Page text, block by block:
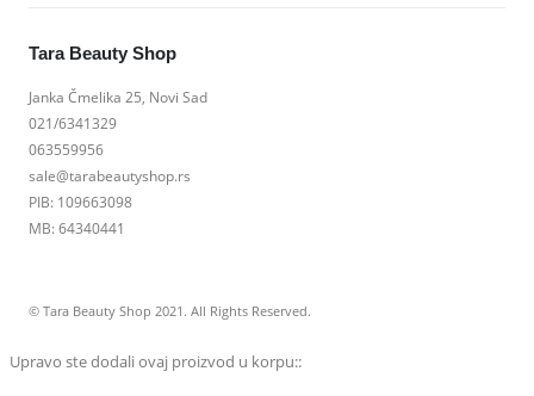
Tara Beauty Shop
Janka Čmelika 25, Novi Sad
021/6341329
063559956
sale@tarabeautyshop.rs
PIB: 109663098
MB: 64340441
© Tara Beauty Shop 2021. All Rights Reserved.
Upravo ste dodali ovaj proizvod u korpu::